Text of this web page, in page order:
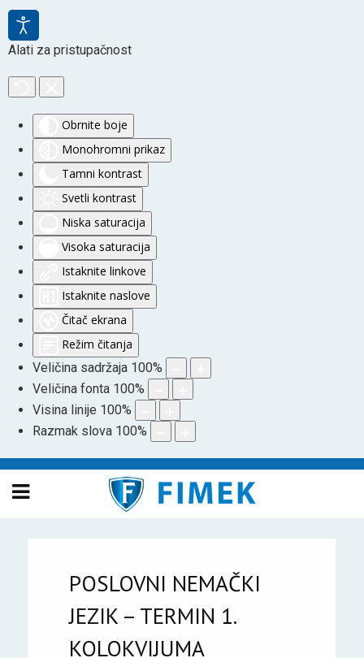
Alati za pristupačnost
Obrnite boje
Monohromni prikaz
Tamni kontrast
Svetli kontrast
Niska saturacija
Visoka saturacija
Istaknite linkove
Istaknite naslove
Čitač ekrana
Režim čitanja
Veličina sadržaja 100%
Veličina fonta 100%
Visina linije 100%
Razmak slova 100%
POSLOVNI NEMAČKI
JEZIK – TERMIN 1.
KOLOKVIJUMA